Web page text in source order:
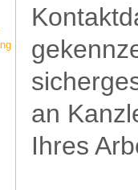
an
Ihres